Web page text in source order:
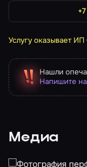
Услугу оказывает
Нашли
Напишите
Медиа